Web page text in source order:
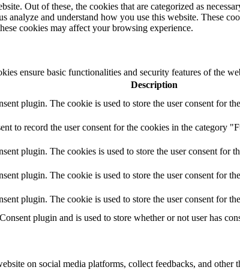
Out of these, the cookies that are categorized as
analyze and understand how you use this website. These
cookies may affect your browsing experience.
ensure basic functionalities and security features of the
Description
plugin. The cookie is used to store the user consent for
to record the user consent for the cookies in the category
plugin. The cookies is used to store the user consent for
plugin. The cookie is used to store the user consent for
plugin. The cookie is used to store the user consent for
plugin and is used to store whether or not user has
on social media platforms, collect feedbacks, and other